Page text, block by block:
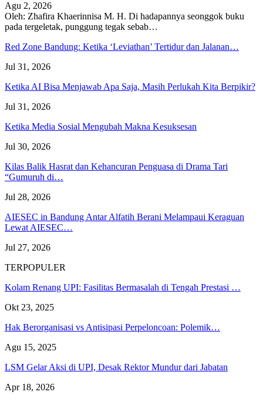
Agu 2, 2026
Oleh: Zhafira Khaerinnisa M. H. Di hadapannya seonggok buku
pada tergeletak, punggung tegak sebab…
Red Zone Bandung: Ketika ‘Leviathan’ Tertidur dan Jalanan…
Jul 31, 2026
Ketika AI Bisa Menjawab Apa Saja, Masih Perlukah Kita Berpikir?
Jul 31, 2026
Ketika Media Sosial Mengubah Makna Kesuksesan
Jul 30, 2026
Kilas Balik Hasrat dan Kehancuran Penguasa di Drama Tari
“Gumuruh di…
Jul 28, 2026
AIESEC in Bandung Antar Alfatih Berani Melampaui Keraguan
Lewat AIESEC…
Jul 27, 2026
TERPOPULER
Kolam Renang UPI: Fasilitas Bermasalah di Tengah Prestasi …
Okt 23, 2025
Hak Berorganisasi vs Antisipasi Perpeloncoan: Polemik…
Agu 15, 2025
LSM Gelar Aksi di UPI, Desak Rektor Mundur dari Jabatan
Apr 18, 2026